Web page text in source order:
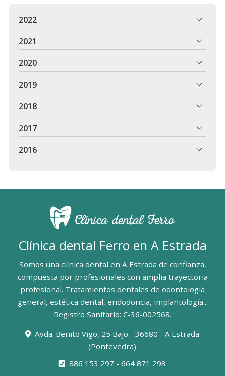
2022
2021
2020
2019
2018
2017
2016
Clínica dental Ferro en A Estrada
Somos una clínica dental en A Estrada de confianza,
compuesta por profesionales con amplia trayectoria
profesional. Tratamientos dentales de odontología
general, estética dental, endodoncia, implantología...
Registro Sanitario: C-36-002568.
Avda. Benito Vigo, 25 Bajo - 36680 - A Estrada
(Pontevedra)
886 153 297 -664 871 293